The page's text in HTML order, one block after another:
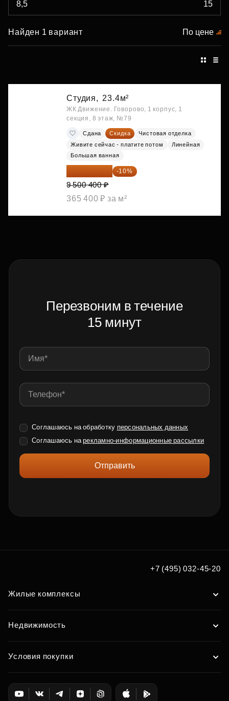
Найден 1 вариант По цене
Студия, 23.4м²
ЖК Движение. Говорово, 1 корпус, 1
секция, 8 этаж, №79
Сдана Скидка
Чистовая отделка
Живите сейчас - платите потом
Линейная
Большая ванная
-10%
9 500 400 ₽
365 400 ₽ за м²
Перезвоним в течение
15 минут
Соглашаюсь на обработку персональных данных
Соглашаюсь нарекламно-информационные рассылки
Отправить
+7 (495) 032-45-20
Жилые комплексы
Недвижимость
Условия покупки